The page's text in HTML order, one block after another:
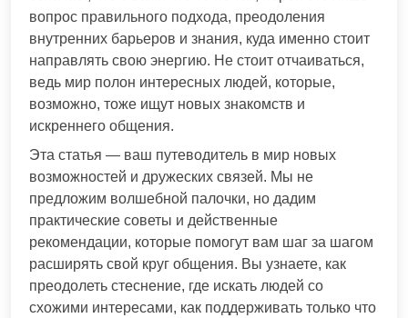
вопрос правильного подхода, преодоления
внутренних барьеров и знания, куда именно стоит
направлять свою энергию. Не стоит отчаиваться,
ведь мир полон интересных людей, которые,
возможно, тоже ищут новых знакомств и
искреннего общения.
Эта статья — ваш путеводитель в мир новых
возможностей и дружеских связей. Мы не
предложим волшебной палочки, но дадим
практические советы и действенные
рекомендации, которые помогут вам шаг за шагом
расширять свой круг общения. Вы узнаете, как
преодолеть стеснение, где искать людей со
схожими интересами, как поддерживать только что